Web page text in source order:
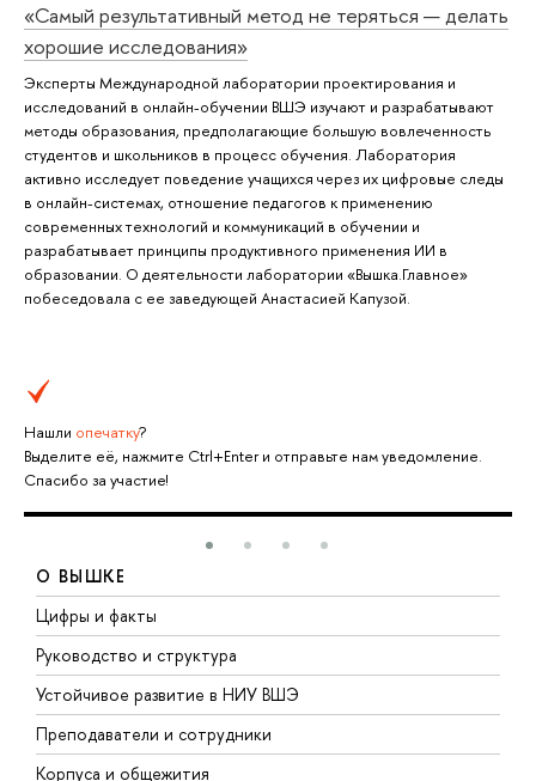
«Самый результативный метод не теряться — делать
хорошие исследования»
Эксперты Международной лаборатории проектирования и
исследований в онлайн-обучении ВШЭ изучают и разрабатывают
методы образования, предполагающие большую вовлеченность
студентов и школьников в процесс обучения. Лаборатория
активно исследует поведение учащихся через их цифровые следы
в онлайн-системах, отношение педагогов к применению
современных технологий и коммуникаций в обучении и
разрабатывает принципы продуктивного применения ИИ в
образовании. О деятельности лаборатории «Вышка.Главное»
побеседовала с ее заведующей Анастасией Капузой.
Нашли опечатку?
Выделите её, нажмите Ctrl+Enter и отправьте нам уведомление.
Спасибо за участие!
О ВЫШКЕ
Цифры и факты
Руководство и структура
Устойчивое развитие в НИУ ВШЭ
Преподаватели и сотрудники
Корпуса и общежития